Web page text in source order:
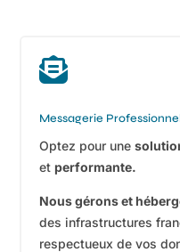

Messagerie
Optez pour une
et performante.
Nous gérons et
des infrastructures
respectueux de vos